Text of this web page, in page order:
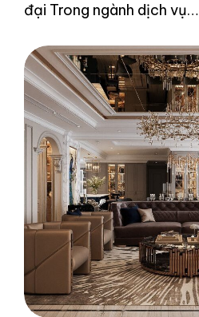
đại Trong ngành dịch vụ…